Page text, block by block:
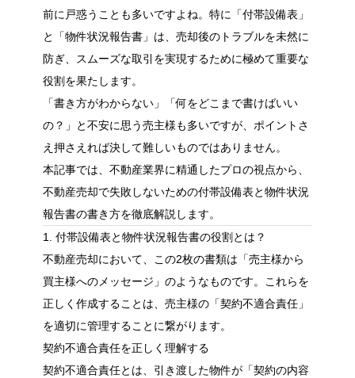
前に戸惑うことも多いですよね。特に「付帯設備表」
と「物件状況報告書」は、売却後のトラブルを未然に
防ぎ、スムーズな取引を実現するために極めて重要な
役割を果たします。
「書き方がわからない」「何をどこまで書けばいい
の？」と不安に思う売主様も多いですが、ポイントさ
え押さえれば決して難しいものではありません。
本記事では、不動産業界に精通したプロの視点から、
不動産売却で失敗しないための付帯設備表と物件状況
報告書の書き方を徹底解説します。
1. 付帯設備表と物件状況報告書の役割とは？
不動産売却において、この2枚の書類は「売主様から
買主様へのメッセージ」のようなものです。これらを
正しく作成することは、売主様の「契約不適合責任」
を適切に管理することに繋がります。
契約不適合責任を正しく理解する
契約不適合責任とは、引き渡した物件が「契約の内容